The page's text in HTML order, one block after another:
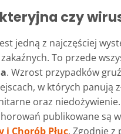
czy
jedną z najczęściej
To przede
. Wzrost przypadków
w których panują
oraz
publikowane są
Chorób Płuc. Zgodnie z